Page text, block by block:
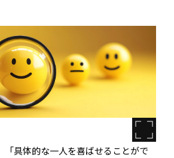
「具体的な一人を喜ばせることがで